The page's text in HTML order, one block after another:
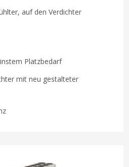
auf den Verdichter
Platzbedarf
mit neu gestalteter